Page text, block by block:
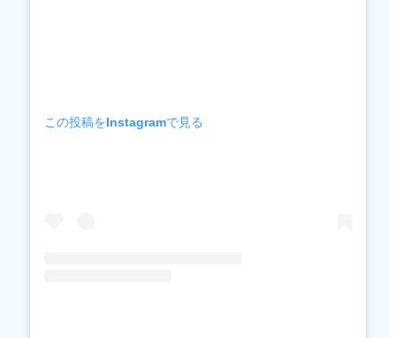
この投稿をInstagramで見る